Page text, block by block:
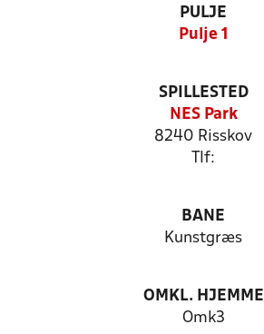
PULJE
Pulje 1
SPILLESTED
NES Park
8240 Risskov
Tlf:
BANE
Kunstgræs
OMKL. HJEMME
Omk3